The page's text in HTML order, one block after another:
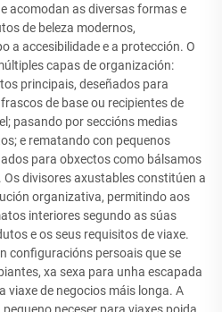
acomodan as diversas formas e
de beleza modernos,
a accesibilidade e a protección. O
capas de organización:
principais, deseñados para
de base ou recipientes de
pasando por seccións medias
e rematando con pequenos
para obxectos como bálsamos
Os divisores axustables constitúen a
organizativa, permitindo aos
interiores segundo as súas
e os seus requisitos de viaxe.
configuracións persoais que se
xa sexa para unha escapada
viaxe de negocios máis longa. A